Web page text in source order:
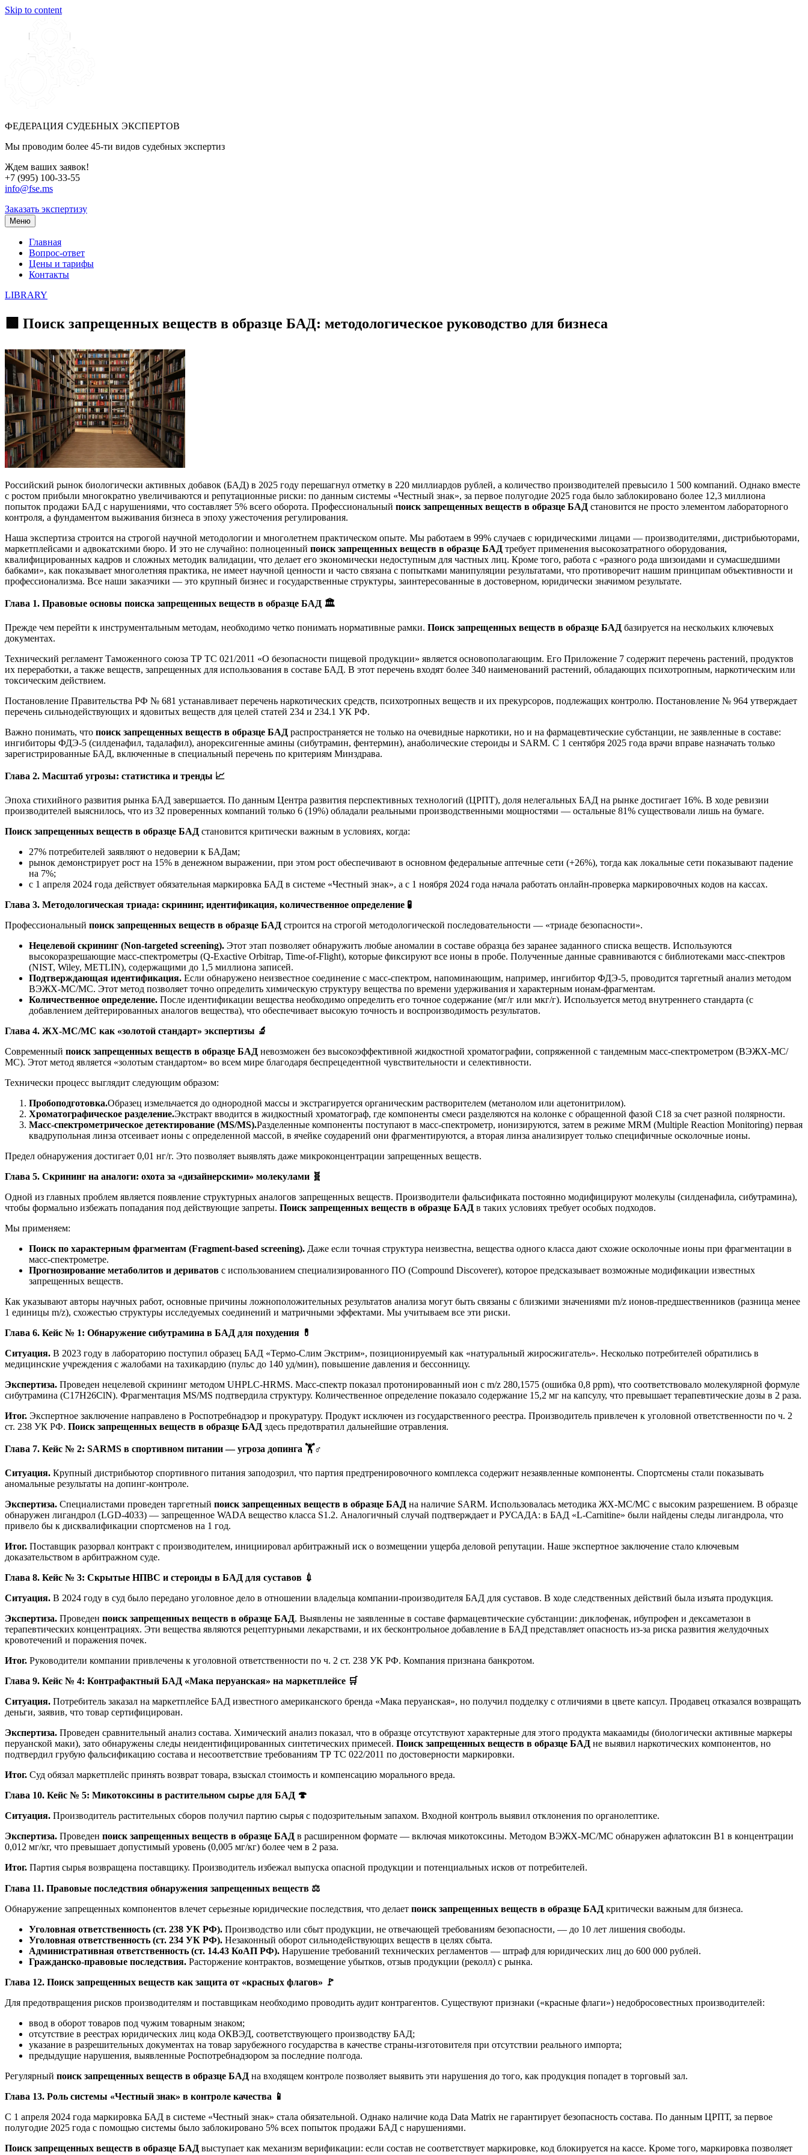
Skip to content
ФЕДЕРАЦИЯ СУДЕБНЫХ ЭКСПЕРТОВ
Мы проводим более 45-ти видов судебных экспертиз
Ждем ваших заявок!
+7 (995) 100-33-55
info@fse.ms
Заказать экспертизу
Меню
Главная
Вопрос-ответ
Цены и тарифы
Контакты
LIBRARY
🟩 Поиск запрещенных веществ в образце БАД: методологическое руководство для бизнеса
Российский рынок биологически активных добавок (БАД) в 2025 году перешагнул отметку в 220 миллиардов рублей, а количество производителей превысило 1 500 компаний. Однако вместе
с ростом прибыли многократно увеличиваются и репутационные риски: по данным системы «Честный знак», за первое полугодие 2025 года было заблокировано более 12,3 миллиона
попыток продажи БАД с нарушениями, что составляет 5% всего оборота. Профессиональный поиск запрещенных веществ в образце БАД становится не просто элементом лабораторного
контроля, а фундаментом выживания бизнеса в эпоху ужесточения регулирования.
Наша экспертиза строится на строгой научной методологии и многолетнем практическом опыте. Мы работаем в 99% случаев с юридическими лицами — производителями, дистрибьюторами,
маркетплейсами и адвокатскими бюро. И это не случайно: полноценный поиск запрещенных веществ в образце БАД требует применения высокозатратного оборудования,
квалифицированных кадров и сложных методик валидации, что делает его экономически недоступным для частных лиц. Кроме того, работа с «разного рода шизоидами и сумасшедшими
бабками», как показывает многолетняя практика, не имеет научной ценности и часто связана с попытками манипуляции результатами, что противоречит нашим принципам объективности и
профессионализма. Все наши заказчики — это крупный бизнес и государственные структуры, заинтересованные в достоверном, юридически значимом результате.
Глава 1. Правовые основы поиска запрещенных веществ в образце БАД 🏛️
Прежде чем перейти к инструментальным методам, необходимо четко понимать нормативные рамки. Поиск запрещенных веществ в образце БАД базируется на нескольких ключевых
документах.
Технический регламент Таможенного союза ТР ТС 021/2011 «О безопасности пищевой продукции» является основополагающим. Его Приложение 7 содержит перечень растений, продуктов
их переработки, а также веществ, запрещенных для использования в составе БАД. В этот перечень входят более 340 наименований растений, обладающих психотропным, наркотическим или
токсическим действием.
Постановление Правительства РФ № 681 устанавливает перечень наркотических средств, психотропных веществ и их прекурсоров, подлежащих контролю. Постановление № 964 утверждает
перечень сильнодействующих и ядовитых веществ для целей статей 234 и 234.1 УК РФ.
Важно понимать, что поиск запрещенных веществ в образце БАД распространяется не только на очевидные наркотики, но и на фармацевтические субстанции, не заявленные в составе:
ингибиторы ФДЭ-5 (силденафил, тадалафил), анорексигенные амины (сибутрамин, фентермин), анаболические стероиды и SARM. С 1 сентября 2025 года врачи вправе назначать только
зарегистрированные БАД, включенные в специальный перечень по критериям Минздрава.
Глава 2. Масштаб угрозы: статистика и тренды 📈
Эпоха стихийного развития рынка БАД завершается. По данным Центра развития перспективных технологий (ЦРПТ), доля нелегальных БАД на рынке достигает 16%. В ходе ревизии
производителей выяснилось, что из 32 проверенных компаний только 6 (19%) обладали реальными производственными мощностями — остальные 81% существовали лишь на бумаге.
Поиск запрещенных веществ в образце БАД становится критически важным в условиях, когда:
27% потребителей заявляют о недоверии к БАДам;
рынок демонстрирует рост на 15% в денежном выражении, при этом рост обеспечивают в основном федеральные аптечные сети (+26%), тогда как локальные сети показывают падение
на 7%;
с 1 апреля 2024 года действует обязательная маркировка БАД в системе «Честный знак», а с 1 ноября 2024 года начала работать онлайн-проверка маркировочных кодов на кассах.
Глава 3. Методологическая триада: скрининг, идентификация, количественное определение 🧪
Профессиональный поиск запрещенных веществ в образце БАД строится на строгой методологической последовательности — «триаде безопасности».
Нецелевой скрининг (Non-targeted screening). Этот этап позволяет обнаружить любые аномалии в составе образца без заранее заданного списка веществ. Используются
высокоразрешающие масс-спектрометры (Q-Exactive Orbitrap, Time-of-Flight), которые фиксируют все ионы в пробе. Полученные данные сравниваются с библиотеками масс-спектров
(NIST, Wiley, METLIN), содержащими до 1,5 миллиона записей.
Подтверждающая идентификация. Если обнаружено неизвестное соединение с масс-спектром, напоминающим, например, ингибитор ФДЭ-5, проводится таргетный анализ методом
ВЭЖХ-МС/МС. Этот метод позволяет точно определить химическую структуру вещества по времени удерживания и характерным ионам-фрагментам.
Количественное определение. После идентификации вещества необходимо определить его точное содержание (мг/г или мкг/г). Используется метод внутреннего стандарта (с
добавлением дейтерированных аналогов вещества), что обеспечивает высокую точность и воспроизводимость результатов.
Глава 4. ЖХ-МС/МС как «золотой стандарт» экспертизы 🔬
Современный поиск запрещенных веществ в образце БАД невозможен без высокоэффективной жидкостной хроматографии, сопряженной с тандемным масс-спектрометром (ВЭЖХ-МС/
МС). Этот метод является «золотым стандартом» во всем мире благодаря беспрецедентной чувствительности и селективности.
Технически процесс выглядит следующим образом:
Пробоподготовка.Образец измельчается до однородной массы и экстрагируется органическим растворителем (метанолом или ацетонитрилом).
Хроматографическое разделение.Экстракт вводится в жидкостный хроматограф, где компоненты смеси разделяются на колонке с обращенной фазой С18 за счет разной полярности.
Масс-спектрометрическое детектирование (MS/MS).Разделенные компоненты поступают в масс-спектрометр, ионизируются, затем в режиме MRM (Multiple Reaction Monitoring) первая
квадрупольная линза отсеивает ионы с определенной массой, в ячейке соударений они фрагментируются, а вторая линза анализирует только специфичные осколочные ионы.
Предел обнаружения достигает 0,01 нг/г. Это позволяет выявлять даже микроконцентрации запрещенных веществ.
Глава 5. Скрининг на аналоги: охота за «дизайнерскими» молекулами 🧬
Одной из главных проблем является появление структурных аналогов запрещенных веществ. Производители фальсификата постоянно модифицируют молекулы (силденафила, сибутрамина),
чтобы формально избежать попадания под действующие запреты. Поиск запрещенных веществ в образце БАД в таких условиях требует особых подходов.
Мы применяем:
Поиск по характерным фрагментам (Fragment-based screening). Даже если точная структура неизвестна, вещества одного класса дают схожие осколочные ионы при фрагментации в
масс-спектрометре.
Прогнозирование метаболитов и дериватов с использованием специализированного ПО (Compound Discoverer), которое предсказывает возможные модификации известных
запрещенных веществ.
Как указывают авторы научных работ, основные причины ложноположительных результатов анализа могут быть связаны с близкими значениями m/z ионов-предшественников (разница менее
1 единицы m/z), схожестью структуры исследуемых соединений и матричными эффектами. Мы учитываем все эти риски.
Глава 6. Кейс № 1: Обнаружение сибутрамина в БАД для похудения 💊
Ситуация. В 2023 году в лабораторию поступил образец БАД «Термо-Слим Экстрим», позиционируемый как «натуральный жиросжигатель». Несколько потребителей обратились в
медицинские учреждения с жалобами на тахикардию (пульс до 140 уд/мин), повышение давления и бессонницу.
Экспертиза. Проведен нецелевой скрининг методом UHPLC-HRMS. Масс-спектр показал протонированный ион с m/z 280,1575 (ошибка 0,8 ppm), что соответствовало молекулярной формуле
сибутрамина (C17H26ClN). Фрагментация MS/MS подтвердила структуру. Количественное определение показало содержание 15,2 мг на капсулу, что превышает терапевтические дозы в 2 раза.
Итог. Экспертное заключение направлено в Роспотребнадзор и прокуратуру. Продукт исключен из государственного реестра. Производитель привлечен к уголовной ответственности по ч. 2
ст. 238 УК РФ. Поиск запрещенных веществ в образце БАД здесь предотвратил дальнейшие отравления.
Глава 7. Кейс № 2: SARMS в спортивном питании — угроза допинга 🏋️♂️
Ситуация. Крупный дистрибьютор спортивного питания заподозрил, что партия предтренировочного комплекса содержит незаявленные компоненты. Спортсмены стали показывать
аномальные результаты на допинг-контроле.
Экспертиза. Специалистами проведен таргетный поиск запрещенных веществ в образце БАД на наличие SARM. Использовалась методика ЖХ-МС/МС с высоким разрешением. В образце
обнаружен лигандрол (LGD-4033) — запрещенное WADA вещество класса S1.2. Аналогичный случай подтверждает и РУСАДА: в БАД «L-Carnitine» были найдены следы лигандрола, что
привело бы к дисквалификации спортсменов на 1 год.
Итог. Поставщик разорвал контракт с производителем, инициировал арбитражный иск о возмещении ущерба деловой репутации. Наше экспертное заключение стало ключевым
доказательством в арбитражном суде.
Глава 8. Кейс № 3: Скрытые НПВС и стероиды в БАД для суставов 💉
Ситуация. В 2024 году в суд было передано уголовное дело в отношении владельца компании-производителя БАД для суставов. В ходе следственных действий была изъята продукция.
Экспертиза. Проведен поиск запрещенных веществ в образце БАД. Выявлены не заявленные в составе фармацевтические субстанции: диклофенак, ибупрофен и дексаметазон в
терапевтических концентрациях. Эти вещества являются рецептурными лекарствами, и их бесконтрольное добавление в БАД представляет опасность из-за риска развития желудочных
кровотечений и поражения почек.
Итог. Руководители компании привлечены к уголовной ответственности по ч. 2 ст. 238 УК РФ. Компания признана банкротом.
Глава 9. Кейс № 4: Контрафактный БАД «Мака перуанская» на маркетплейсе 🛒
Ситуация. Потребитель заказал на маркетплейсе БАД известного американского бренда «Мака перуанская», но получил подделку с отличиями в цвете капсул. Продавец отказался возвращать
деньги, заявив, что товар сертифицирован.
Экспертиза. Проведен сравнительный анализ состава. Химический анализ показал, что в образце отсутствуют характерные для этого продукта макаамиды (биологически активные маркеры
перуанской маки), зато обнаружены следы неидентифицированных синтетических примесей. Поиск запрещенных веществ в образце БАД не выявил наркотических компонентов, но
подтвердил грубую фальсификацию состава и несоответствие требованиям ТР ТС 022/2011 по достоверности маркировки.
Итог. Суд обязал маркетплейс принять возврат товара, взыскал стоимость и компенсацию морального вреда.
Глава 10. Кейс № 5: Микотоксины в растительном сырье для БАД 🍄
Ситуация. Производитель растительных сборов получил партию сырья с подозрительным запахом. Входной контроль выявил отклонения по органолептике.
Экспертиза. Проведен поиск запрещенных веществ в образце БАД в расширенном формате — включая микотоксины. Методом ВЭЖХ-МС/МС обнаружен афлатоксин B1 в концентрации
0,012 мг/кг, что превышает допустимый уровень (0,005 мг/кг) более чем в 2 раза.
Итог. Партия сырья возвращена поставщику. Производитель избежал выпуска опасной продукции и потенциальных исков от потребителей.
Глава 11. Правовые последствия обнаружения запрещенных веществ ⚖️
Обнаружение запрещенных компонентов влечет серьезные юридические последствия, что делает поиск запрещенных веществ в образце БАД критически важным для бизнеса.
Уголовная ответственность (ст. 238 УК РФ). Производство или сбыт продукции, не отвечающей требованиям безопасности, — до 10 лет лишения свободы.
Уголовная ответственность (ст. 234 УК РФ). Незаконный оборот сильнодействующих веществ в целях сбыта.
Административная ответственность (ст. 14.43 КоАП РФ). Нарушение требований технических регламентов — штраф для юридических лиц до 600 000 рублей.
Гражданско-правовые последствия. Расторжение контрактов, возмещение убытков, отзыв продукции (реколл) с рынка.
Глава 12. Поиск запрещенных веществ как защита от «красных флагов» 🚩
Для предотвращения рисков производителям и поставщикам необходимо проводить аудит контрагентов. Существуют признаки («красные флаги») недобросовестных производителей:
ввод в оборот товаров под чужим товарным знаком;
отсутствие в реестрах юридических лиц кода ОКВЭД, соответствующего производству БАД;
указание в разрешительных документах на товар зарубежного государства в качестве страны-изготовителя при отсутствии реального импорта;
предыдущие нарушения, выявленные Роспотребнадзором за последние полгода.
Регулярный поиск запрещенных веществ в образце БАД на входящем контроле позволяет выявить эти нарушения до того, как продукция попадет в торговый зал.
Глава 13. Роль системы «Честный знак» в контроле качества 📱
С 1 апреля 2024 года маркировка БАД в системе «Честный знак» стала обязательной. Однако наличие кода Data Matrix не гарантирует безопасность состава. По данным ЦРПТ, за первое
полугодие 2025 года с помощью системы было заблокировано 5% всех попыток продажи БАД с нарушениями.
Поиск запрещенных веществ в образце БАД выступает как механизм верификации: если состав не соответствует маркировке, код блокируется на кассе. Кроме того, маркировка позволяет